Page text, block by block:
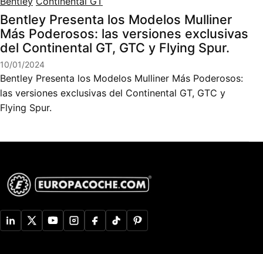
Bentley Presenta los Modelos Mulliner
Más Poderosos: las versiones exclusivas
del Continental GT, GTC y Flying Spur.
10/01/2024
Bentley Presenta los Modelos Mulliner Más Poderosos:
las versiones exclusivas del Continental GT, GTC y
Flying Spur.